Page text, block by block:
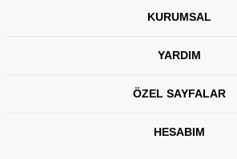
KURUMSAL
YARDIM
ÖZEL SAYFALAR
HESABIM